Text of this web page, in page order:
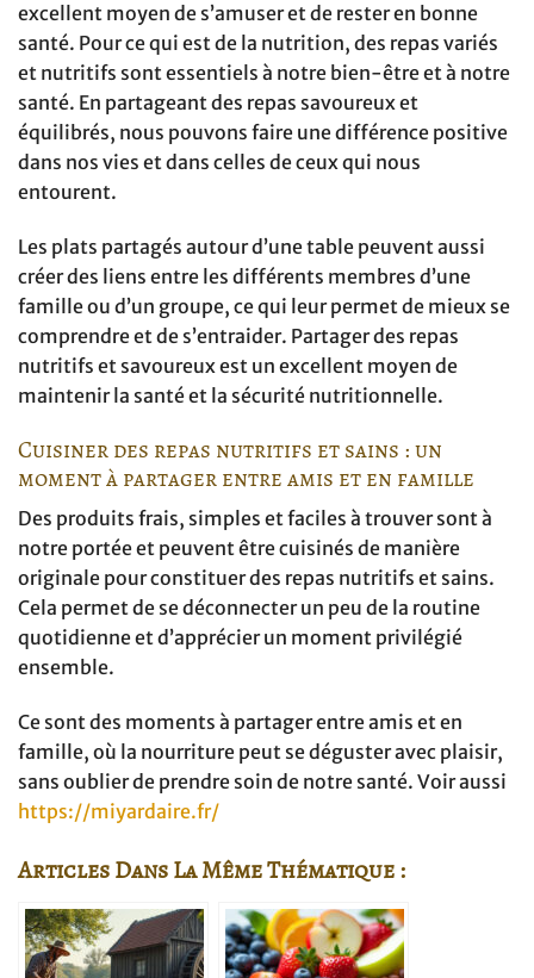
excellent moyen de s’amuser et de rester en bonne
santé. Pour ce qui est de la nutrition, des repas variés
et nutritifs sont essentiels à notre bien-être et à notre
santé. En partageant des repas savoureux et
équilibrés, nous pouvons faire une différence positive
dans nos vies et dans celles de ceux qui nous
entourent.
Les plats partagés autour d’une table peuvent aussi
créer des liens entre les différents membres d’une
famille ou d’un groupe, ce qui leur permet de mieux se
comprendre et de s’entraider. Partager des repas
nutritifs et savoureux est un excellent moyen de
maintenir la santé et la sécurité nutritionnelle.
Cuisiner des repas nutritifs et sains : un
moment à partager entre amis et en famille
Des produits frais, simples et faciles à trouver sont à
notre portée et peuvent être cuisinés de manière
originale pour constituer des repas nutritifs et sains.
Cela permet de se déconnecter un peu de la routine
quotidienne et d’apprécier un moment privilégié
ensemble.
Ce sont des moments à partager entre amis et en
famille, où la nourriture peut se déguster avec plaisir,
sans oublier de prendre soin de notre santé. Voir aussi
https://miyardaire.fr/
Articles Dans La Même Thématique :